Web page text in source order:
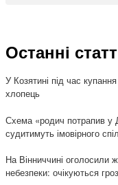
Останні
У Козятині під час
хлопець
Схема «родич потрапив у
судитимуть імовірного
На Вінниччині оголосили
небезпеки: очікуються